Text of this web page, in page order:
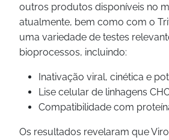
outros produtos disponíveis no
atualmente, bem como com o
uma variedade de testes
bioprocessos, incluindo:
Inativação viral, cinética e
Lise celular de linhagens
Compatibilidade com
Os resultados revelaram que